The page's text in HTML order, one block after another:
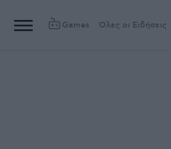
Games Όλες οι Ειδήσεις